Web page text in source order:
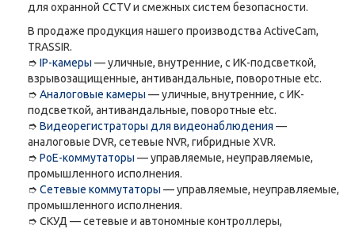
для охранной CCTV и смежных систем безопасности.
В продаже продукция нашего производства ActiveCam,
TRASSIR.
➮ IP-камеры — уличные, внутренние, с ИК-подсветкой,
взрывозащищенные, антивандальные, поворотные etc.
➮ Аналоговые камеры — уличные, внутренние, с ИК-
подсветкой, антивандальные, поворотные etc.
➮ Видеорегистраторы для видеонаблюдения —
аналоговые DVR, сетевые NVR, гибридные XVR.
➮ PoE-коммутаторы — управляемые, неуправляемые,
промышленного исполнения.
➮ Сетевые коммутаторы — управляемые, неуправляемые,
промышленного исполнения.
➮ СКУД — сетевые и автономные контроллеры,